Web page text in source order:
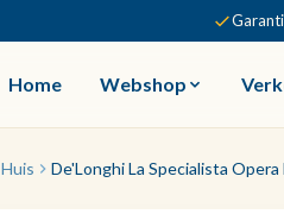
Home Webshop
Huis De'Longhi La Specialista